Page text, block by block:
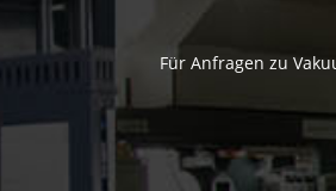
Für Anfragen zu